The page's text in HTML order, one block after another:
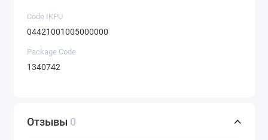
Code IKPU
04421001005000000
Package Code
1340742
Отзывы 0